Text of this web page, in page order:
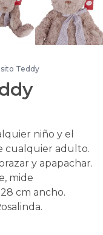
Teddy
niño y el
cualquier adulto.
y apapachar.
mide
cm ancho.